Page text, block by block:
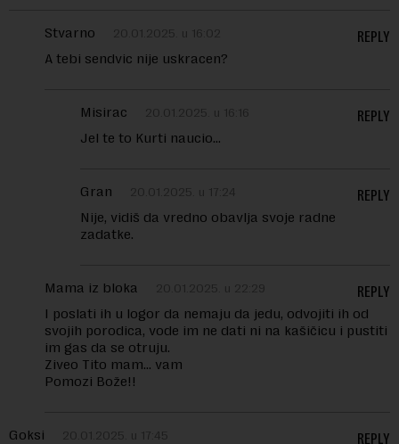
Stvarno 20.01.2025. u 16:02
A tebi sendvic nije uskracen?
REPLY
Misirac 20.01.2025. u 16:16
Jel te to Kurti naucio…
REPLY
Gran 20.01.2025. u 17:24
Nije, vidiš da vredno obavlja svoje radne
zadatke.
REPLY
Mama iz bloka 20.01.2025. u 22:29
I poslati ih u logor da nemaju da jedu, odvojiti ih od
svojih porodica, vode im ne dati ni na kašičicu i pustiti
im gas da se otruju.
Ziveo Tito mam… vam
Pomozi Bože!!
REPLY
Goksi 20.01.2025. u 17:45 REPLY